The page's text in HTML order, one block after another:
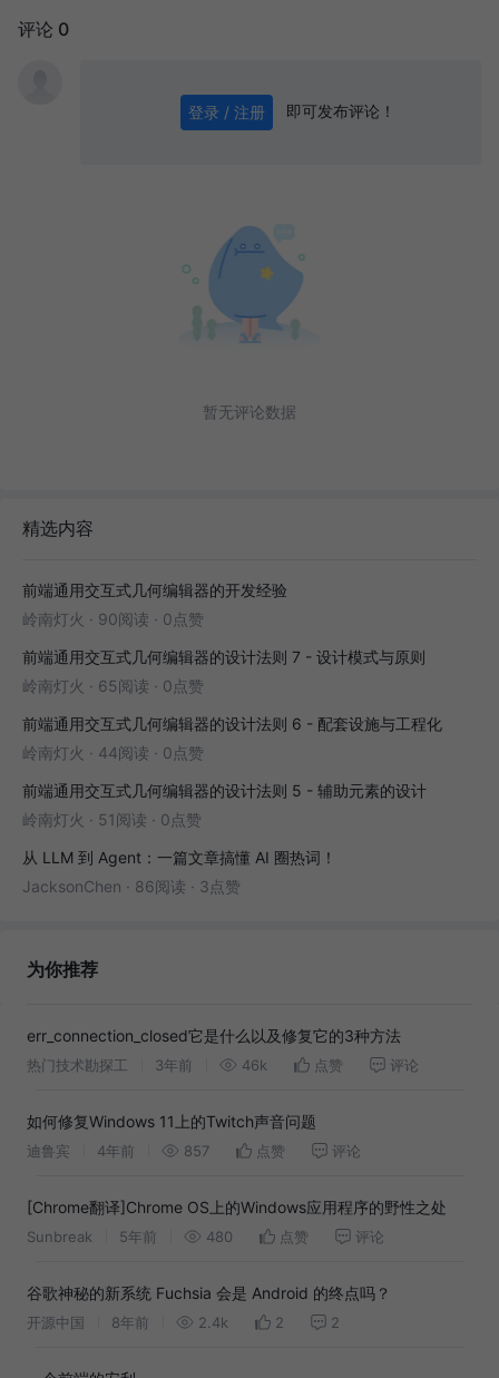
评论 0
登录 / 注册 即可发布评论！
暂无评论数据
精选内容
前端通用交互式几何编辑器的开发经验
岭南灯火 · 90阅读 · 0点赞
前端通用交互式几何编辑器的设计法则 7 - 设计模式与原则
岭南灯火 · 65阅读 · 0点赞
前端通用交互式几何编辑器的设计法则 6 - 配套设施与工程化
岭南灯火 · 44阅读 · 0点赞
前端通用交互式几何编辑器的设计法则 5 - 辅助元素的设计
岭南灯火 · 51阅读 · 0点赞
从 LLM 到 Agent：一篇文章搞懂 AI 圈热词！
JacksonChen · 86阅读 · 3点赞
为你推荐
err_connection_closed它是什么以及修复它的3种方法
热门技术勘探工 3年前 46k 点赞 评论
如何修复Windows 11上的Twitch声音问题
迪鲁宾 4年前 857 点赞 评论
[Chrome翻译]Chrome OS上的Windows应用程序的野性之处
Sunbreak 5年前 480 点赞 评论
谷歌神秘的新系统 Fuchsia 会是 Android 的终点吗？
开源中国 8年前 2.4k 2 2